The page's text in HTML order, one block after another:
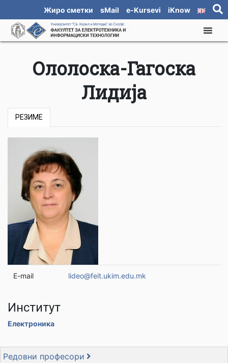
Жиро сметки sMail e-Kursevi iKnow
Ололоска-Гагоска
Лидија
РЕЗИМЕ
E-mail lideo@feit.ukim.edu.mk
Институт
Електроника
Редовни професори